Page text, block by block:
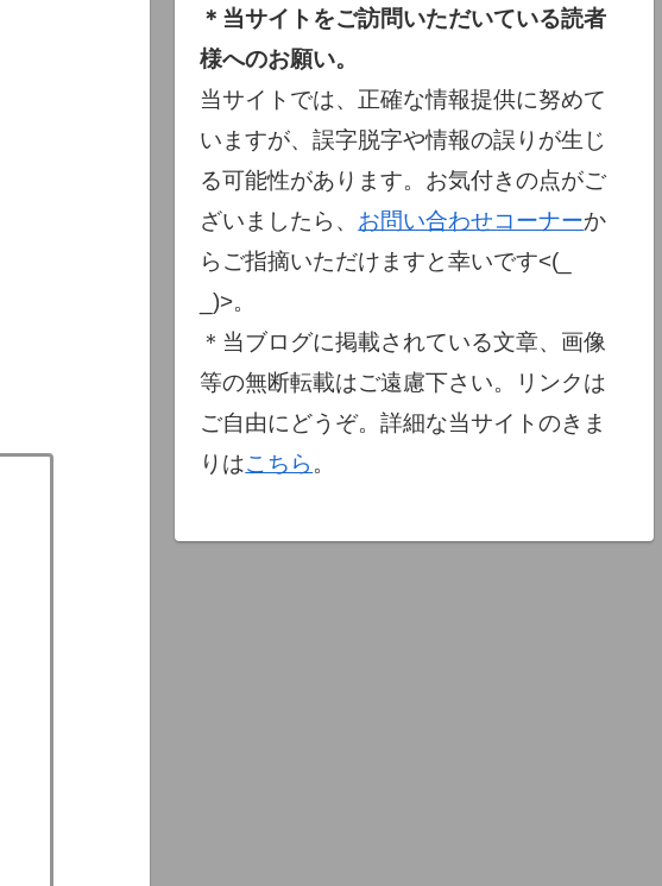
＊当サイトをご訪問いただいている読者
様へのお願い。
当サイトでは、正確な情報提供に努めて
いますが、誤字脱字や情報の誤りが生じ
る可能性があります。お気付きの点がご
ざいましたら、 お問い合わせコーナーか
らご指摘いただけますと幸いです<(_
_)>。
＊当ブログに掲載されている文章、画像
等の無断転載はご遠慮下さい。リンクは
ご自由にどうぞ。詳細な当サイトのきま
りはこちら 。